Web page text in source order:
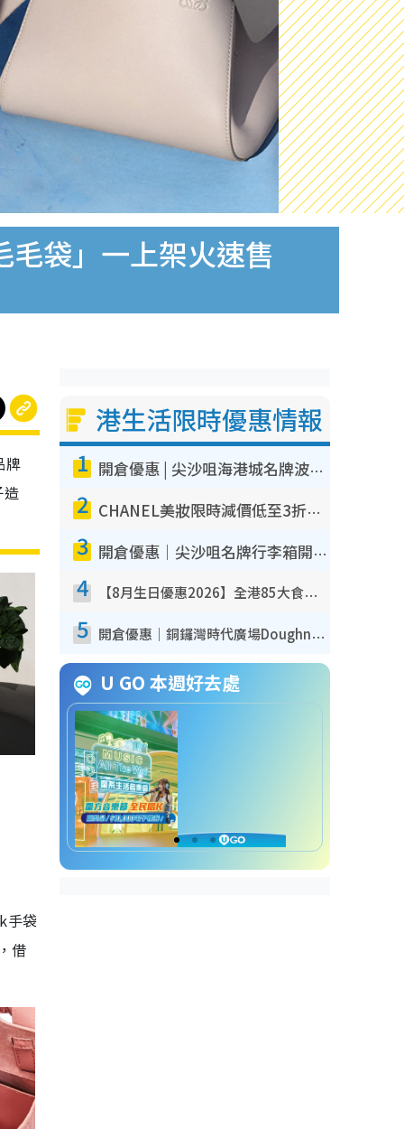
毛袋」一上架火速售
牌
造
手袋
借
港生活限時優惠情報
1 開倉優惠 | 尖沙咀海港城名牌波鞋開倉低至1折！On鞋$899起／Joy&Peace鞋履$98起
2 CHANEL美妝限時減價低至3折！人氣粉底/唇膏/精華液低至$275！COCO香水都有平
3 開倉優惠｜尖沙咀名牌行李箱開倉低至4折！一連5日 American Tourister/ace./Hallmark $200起！
4 【8月生日優惠2026】全港85大食買玩著數攻略 自助餐/火鍋放題同行免費＋誠品/DONKI送現金券
5 開倉優惠｜銅鑼灣時代廣場Doughnut/Campo Marzio開倉低至1折！背囊、書包、手袋劈價$200起
U GO 本週好去處